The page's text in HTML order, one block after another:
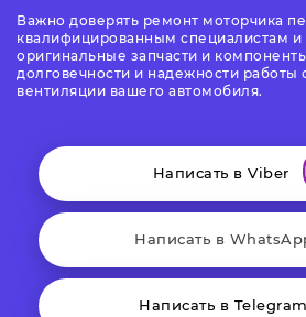
Важно доверять ремонт моторчика
квалифицированным специалистам и
оригинальные запчасти и
долговечности и надежности работы
вентиляции вашего автомобиля.
Написать в Viber
Написать в
Написать в Telegram